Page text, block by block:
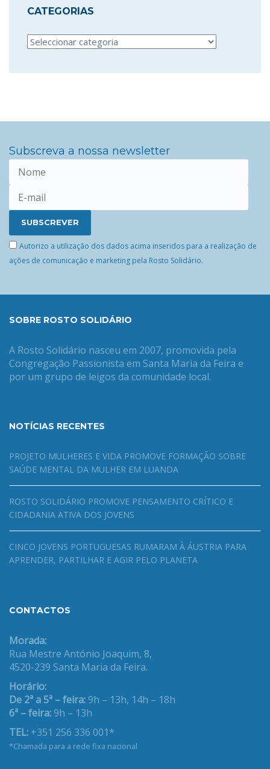
CATEGORIAS
Categorias
Subscreva a nossa newsletter
Autorizo a utilização dos dados acima inseridos para a realização de
ações de comunicação e marketing pela Rosto Solidário.
SOBRE ROSTO SOLIDÁRIO
A Rosto Solidário nasceu em 2007, promovida pela
Congregação Passionista em Santa Maria da Feira e
por um grupo de leigos da comunidade local.
NOTÍCIAS RECENTES
PROJETO MULHERES E VIDA PROMOVE FORMAÇÃO SOBRE
SAÚDE MENTAL DA MULHER EM LUANDA
ROSTO SOLIDÁRIO PROMOVE PENSAMENTO CRÍTICO E
CIDADANIA ATIVA DOS JOVENS
CINCO JOVENS PORTUGUESAS RUMARAM À ÁUSTRIA PARA
APRENDER, PARTILHAR E AGIR PELO PLANETA
CONTACTOS
Morada:
Rua Mestre António Joaquim, 8,
4520-239 Santa Maria da Feira.
Horário:
De 2ª a 5ª – feira: 9h – 13h, 14h – 18h
6ª – feira: 9h – 13h
TEL: +351 256 336 001*
*Chamada para a rede fixa nacional